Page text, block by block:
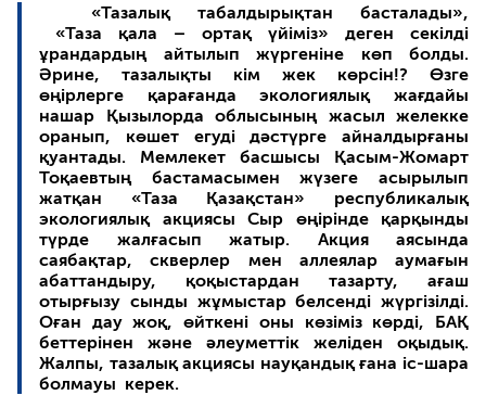
«Тазалық табалдырықтан басталады»,
«Таза қала – ортақ үйіміз» деген секілді
ұрандардың айтылып жүргеніне көп болды.
Әрине, тазалықты кім жек көрсін!? Өзге
өңірлерге қарағанда экологиялық жағдайы
нашар Қызылорда облысының жасыл желекке
оранып, көшет егуді дәстүрге айналдырғаны
қуантады. Мемлекет басшысы Қасым-Жомарт
Тоқаевтың бастамасымен жүзеге асырылып
жатқан «Таза Қазақстан» республикалық
экологиялық акциясы Сыр өңірінде қарқынды
түрде жалғасып жатыр. Акция аясында
саябақтар, скверлер мен аллеялар аумағын
абаттандыру, қоқыстардан тазарту, ағаш
отырғызу сынды жұмыстар белсенді жүргізілді.
Оған дау жоқ, өйткені оны көзіміз көрді, БАҚ
беттерінен және әлеуметтік желіден оқыдық.
Жалпы, тазалық акциясы науқандық ғана іс-шара
болмауы керек.